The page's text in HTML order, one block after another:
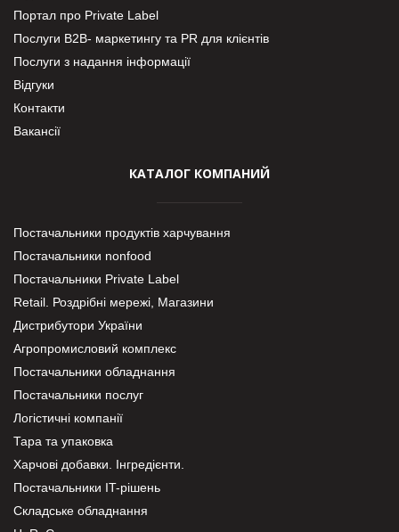
Портал про Private Label
Послуги В2В- маркетингу та PR для клієнтів
Послуги з надання інформації
Відгуки
Контакти
Вакансії
КАТАЛОГ КОМПАНИЙ
Постачальники продуктів харчування
Постачальники nonfood
Постачальники Private Label
Retail. Роздрібні мережі, Магазини
Дистрибутори України
Агропромисловий комплекс
Постачальники обладнання
Постачальники послуг
Логістичні компанії
Тара та упаковка
Харчові добавки. Інгредієнти.
Постачальники IT-рішень
Складське обладнання